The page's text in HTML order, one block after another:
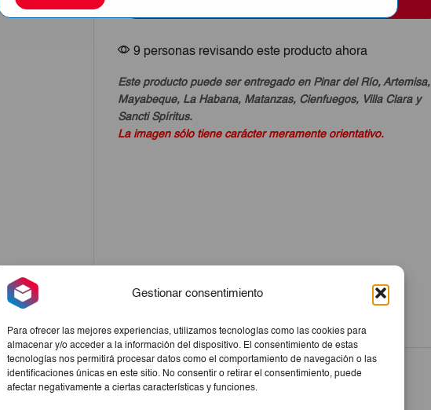
Gestionar consentimiento
Para ofrecer las mejores experiencias, utilizamos tecnologías como las cookies para
almacenar y/o acceder a la información del dispositivo. El consentimiento de estas
tecnologías nos permitirá procesar datos como el comportamiento de navegación o las
identificaciones únicas en este sitio. No consentir o retirar el consentimiento, puede
afectar negativamente a ciertas características y funciones.
cantidad
9 personas revisando este producto ahora
Este producto puede ser entregado en Pinar del Río, Artemisa,
Mayabeque, La Habana, Matanzas, Cienfuegos, Villa Clara y
Sancti Spíritus.
La imagen sólo tiene carácter meramente orientativo.